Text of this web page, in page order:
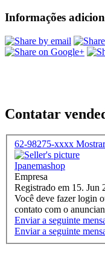
Informações
Contatar
62-98275-xxxx Mostrar
Ipanemashop
Empresa
Registrado em 15. Jun
Você deve fazer login
contato com o
Enviar a seguinte
Enviar a seguinte